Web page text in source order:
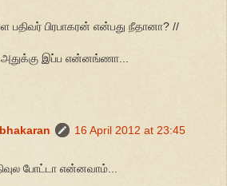
பதிவர் பிரபாகரன் என்பது நீதானா? //
இப்ப என்னங்ணா...
16 April 2012 at 23:45
போட்டா என்னவாம்...